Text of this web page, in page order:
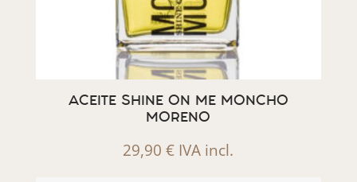
ACEITE SHINE ON ME MONCHO
MORENO
29,90€ IVA incl.